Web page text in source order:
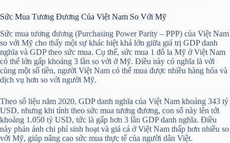
Sức Mua Tương Đương Của Việt Nam So Với Mỹ
Sức mua tương đương (Purchasing Power Parity – PPP) của Việt Nam
so với Mỹ cho thấy một sự khác biệt khá lớn giữa giá trị GDP danh
nghĩa và GDP theo sức mua. Cụ thể, sức mua 1 đô la Mỹ ở Việt Nam
có thể lớn gấp khoảng 3 lần so với ở Mỹ. Điều này có nghĩa là với
cùng một số tiền, người Việt Nam có thể mua được nhiều hàng hóa và
dịch vụ hơn so với người Mỹ.
Theo số liệu năm 2020, GDP danh nghĩa của Việt Nam khoảng 343 tỷ
USD, nhưng khi tính theo sức mua tương đương, con số này lên tới
khoảng 1.050 tỷ USD, tức là gấp hơn 3 lần GDP danh nghĩa. Điều
này phản ánh chi phí sinh hoạt và giá cả ở Việt Nam thấp hơn nhiều so
với Mỹ, giúp nâng cao sức mua thực tế của người dân Việt.